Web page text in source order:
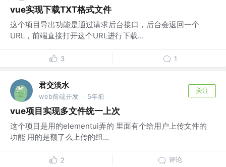
vue实现下载TXT格式文件
这个项目导出功能是通过请求后台接口，后台会返回一个
URL，前端直接打开这个URL进行下载...
3 1
君交淡水
web前端开发 · 5年前
关注
vue项目实现多文件统一上次
这个项目是用的elementui弄的 里面有个给用户上传文件的
功能 用的是额了么上传的组...
2 评论